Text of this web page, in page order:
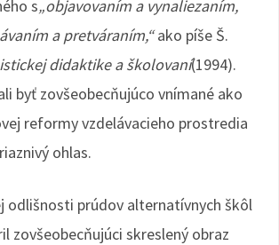
s„objavovaním a vynaliezaním,
a pretváraním,“ako píše Š.
didaktike a školovaní(1994).
byť zovšeobecňujúco vnímané ako
reformy vzdelávacieho prostredia
ohlas.
odlišnosti prúdov alternatívnych škôl
zovšeobecňujúci skreslený obraz